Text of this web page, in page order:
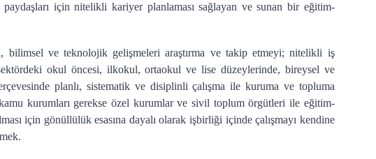
için nitelikli kariyer planlaması sağlayan ve sunan bir eğitim-
bilimsel ve teknolojik gelişmeleri araştırma ve takip etmeyi; nitelikli iş
okul öncesi, ilkokul, ortaokul ve lise düzeylerinde, bireysel ve
planlı, sistematik ve disiplinli çalışma ile kuruma ve topluma
kurumları gerekse özel kurumlar ve sivil toplum örgütleri ile eğitim-
için gönüllülük esasına dayalı olarak işbirliği içinde çalışmayı kendine